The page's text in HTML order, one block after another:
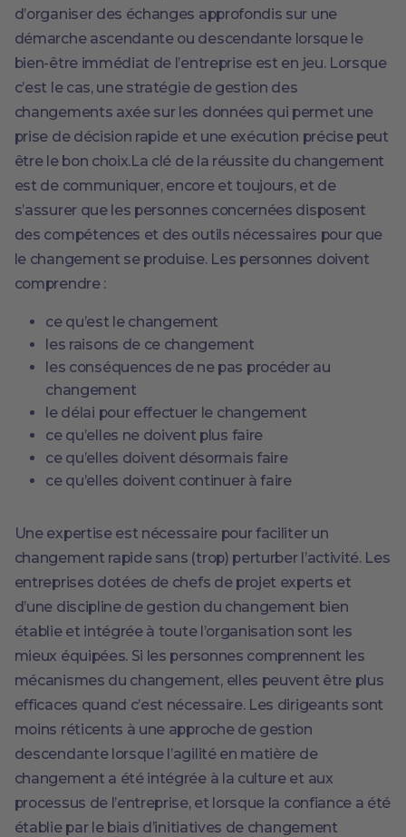
d’organiser des échanges approfondis sur une
démarche ascendante ou descendante lorsque le
bien-être immédiat de l’entreprise est en jeu. Lorsque
c’est le cas, une stratégie de gestion des
changements axée sur les données qui permet une
prise de décision rapide et une exécution précise peut
être le bon choix.La clé de la réussite du changement
est de communiquer, encore et toujours, et de
s’assurer que les personnes concernées disposent
des compétences et des outils nécessaires pour que
le changement se produise. Les personnes doivent
comprendre :
ce qu’est le changement
les raisons de ce changement
les conséquences de ne pas procéder au
changement
le délai pour effectuer le changement
ce qu’elles ne doivent plus faire
ce qu’elles doivent désormais faire
ce qu’elles doivent continuer à faire
Une expertise est nécessaire pour faciliter un
changement rapide sans (trop) perturber l’activité. Les
entreprises dotées de chefs de projet experts et
d’une discipline de gestion du changement bien
établie et intégrée à toute l’organisation sont les
mieux équipées. Si les personnes comprennent les
mécanismes du changement, elles peuvent être plus
efficaces quand c’est nécessaire. Les dirigeants sont
moins réticents à une approche de gestion
descendante lorsque l’agilité en matière de
changement a été intégrée à la culture et aux
processus de l’entreprise, et lorsque la confiance a été
établie par le biais d’initiatives de changement